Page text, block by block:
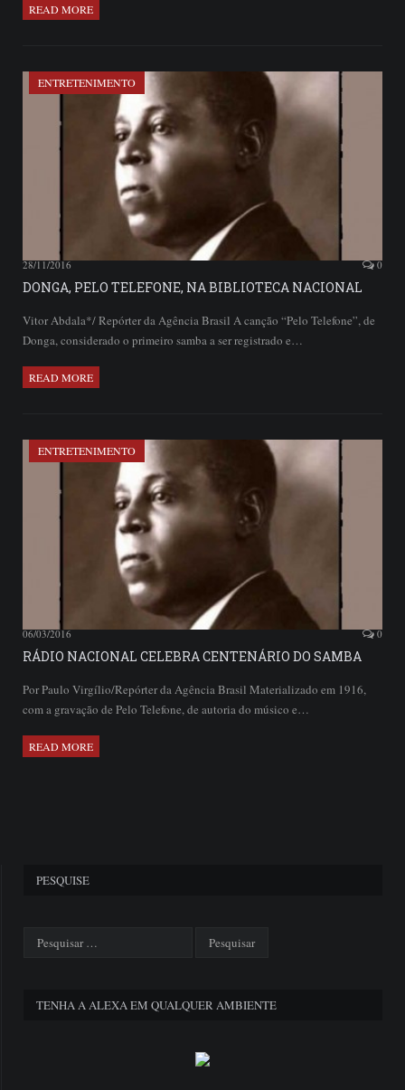
READ MORE
ENTRETENIMENTO
28/11/2016 0
DONGA, PELO TELEFONE, NA BIBLIOTECA NACIONAL
Vitor Abdala*/ Repórter da Agência Brasil A canção “Pelo Telefone”, de
Donga, considerado o primeiro samba a ser registrado e…
READ MORE
ENTRETENIMENTO
06/03/2016 0
RÁDIO NACIONAL CELEBRA CENTENÁRIO DO SAMBA
Por Paulo Virgílio/Repórter da Agência Brasil Materializado em 1916,
com a gravação de Pelo Telefone, de autoria do músico e…
READ MORE
PESQUISE
TENHA A ALEXA EM QUALQUER AMBIENTE